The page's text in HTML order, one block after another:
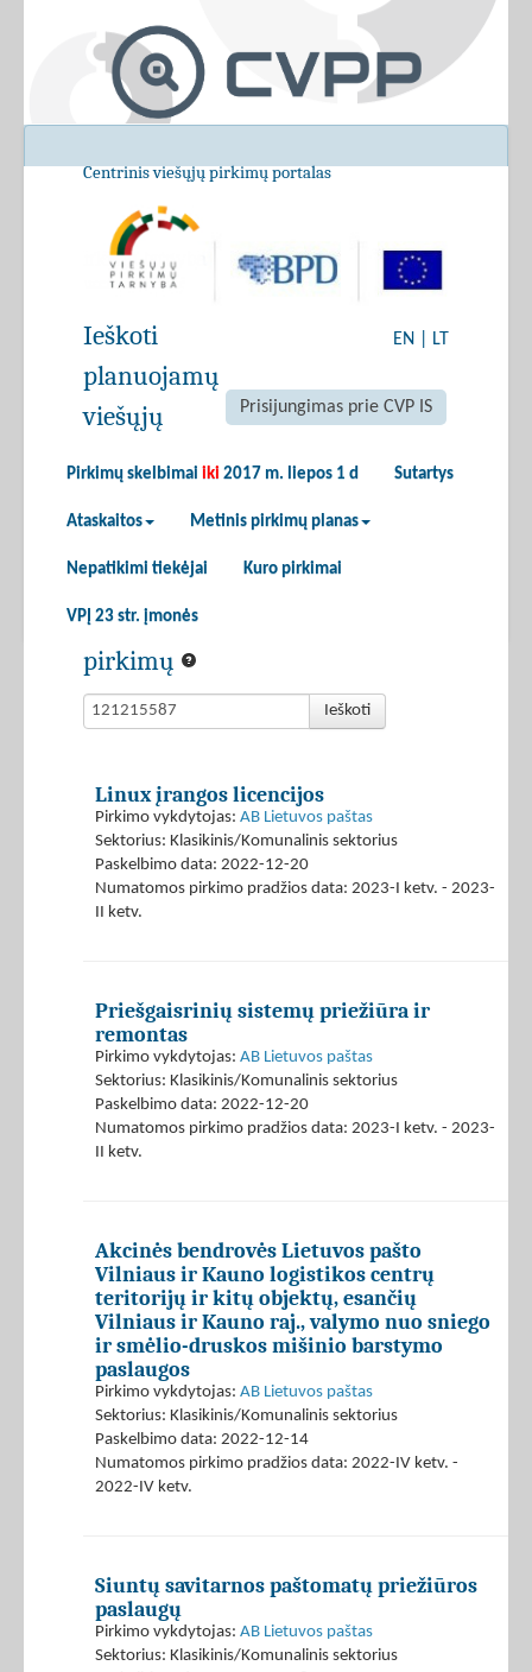
Centrinis viešųjų pirkimų portalas
EN LT
Prisijungimas prie CVP IS
Pirkimų skelbimai iki 2017 m. liepos 1 d Sutartys
Ataskaitos Metinis pirkimų planas
Nepatikimi tiekėjai Kuro pirkimai
VPĮ 23 str. įmonės
Ieškoti
planuojamų
viešųjų
pirkimų
Ieškoti
Linux įrangos licencijos
Pirkimo vykdytojas: AB Lietuvos paštas
Sektorius: Klasikinis/Komunalinis sektorius
Paskelbimo data: 2022-12-20
Numatomos pirkimo pradžios data: 2023-I ketv. - 2023-
II ketv.
Priešgaisrinių sistemų priežiūra ir
remontas
Pirkimo vykdytojas: AB Lietuvos paštas
Sektorius: Klasikinis/Komunalinis sektorius
Paskelbimo data: 2022-12-20
Numatomos pirkimo pradžios data: 2023-I ketv. - 2023-
II ketv.
Akcinės bendrovės Lietuvos pašto
Vilniaus ir Kauno logistikos centrų
teritorijų ir kitų objektų, esančių
Vilniaus ir Kauno raj., valymo nuo sniego
ir smėlio-druskos mišinio barstymo
paslaugos
Pirkimo vykdytojas: AB Lietuvos paštas
Sektorius: Klasikinis/Komunalinis sektorius
Paskelbimo data: 2022-12-14
Numatomos pirkimo pradžios data: 2022-IV ketv. -
2022-IV ketv.
Siuntų savitarnos paštomatų priežiūros
paslaugų
Pirkimo vykdytojas: AB Lietuvos paštas
Sektorius: Klasikinis/Komunalinis sektorius